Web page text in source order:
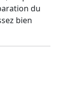
du
bien